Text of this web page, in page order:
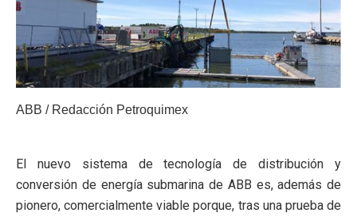
ABB / Redacción Petroquimex
El nuevo sistema de tecnología de distribución y
conversión de energía submarina de ABB es, además de
pionero, comercialmente viable porque, tras una prueba de